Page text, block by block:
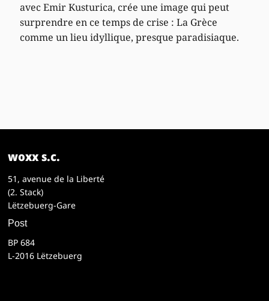
avec Emir Kusturica, crée une image qui peut
surprendre en ce temps de crise : La Grèce
comme un lieu idyllique, presque paradisiaque.
woxx s.c.
51, avenue de la Liberté
(2. Stack)
Lëtzebuerg-Gare
Post
BP 684
L-2016 Lëtzebuerg